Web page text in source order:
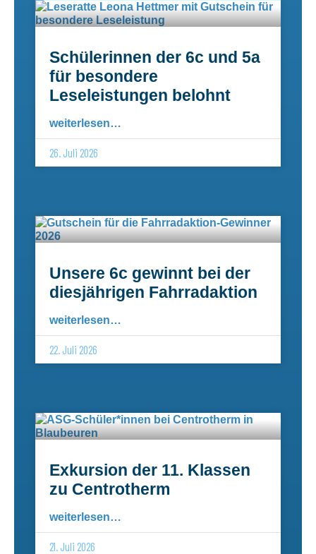
Schülerinnen der 6c und 5a
für besondere
Leseleistungen belohnt
weiterlesen…
26. Juli 2026
Unsere 6c gewinnt bei der
diesjährigen Fahrradaktion
weiterlesen…
22. Juli 2026
Exkursion der 11. Klassen
zu Centrotherm
weiterlesen…
21. Juli 2026